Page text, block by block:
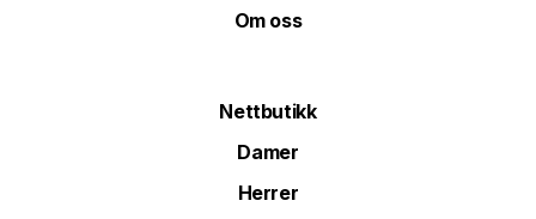
Om oss
Nettbutikk
Damer
Herrer